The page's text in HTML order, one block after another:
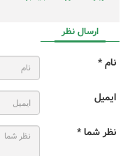
ارسال نظر
نام *
ایمیل
نظر شما *